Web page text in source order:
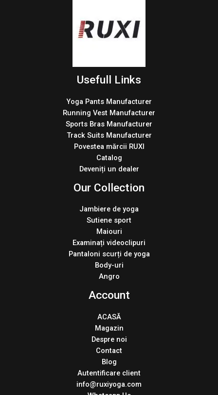
Usefull Links
Yoga Pants Manufacturer
Running Vest Manufacturer
Sports Bras Manufacturer
Track Suits Manufacturer
Povestea mărcii RUXI
Catalog
Deveniți un dealer
Our Collection
Jambiere de yoga
Sutiene sport
Maiouri
Examinați videoclipuri
Pantaloni scurți de yoga
Body-uri
Angro
Account
ACASĂ
Magazin
Despre noi
Contact
Blog
Autentificare client
info@ruxiyoga.com